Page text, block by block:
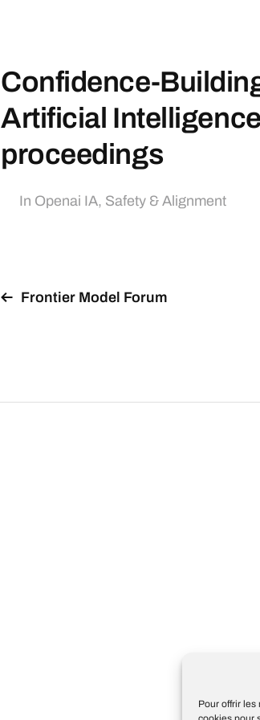
Pour offrir
Confidence-
Artificial
proceedings
In Openai IA, Safety & Alignment
Frontier Model Forum